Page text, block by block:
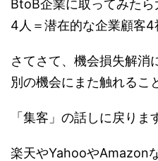
BtoB企業に取ってみたら
4人＝潜在的な企業顧客4
さてさて、機会損失解消
別の機会にまた触れるこ
「集客」の話しに戻りま
楽天やYahooやAmazon